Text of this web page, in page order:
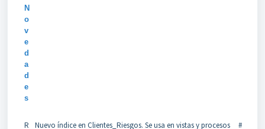
N
o
v
e
d
a
d
e
s
R Nuevo índice en Clientes_Riesgos. Se usa en vistas y procesos #